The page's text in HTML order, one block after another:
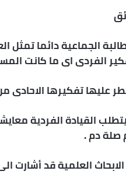
ا
إ
ك
ر
و
ي
الجماعية دائما
الفردى اى ما كانت
عليها تفكيرها
القيادة الفردية
صلة دم .
العلمية قد أشارت